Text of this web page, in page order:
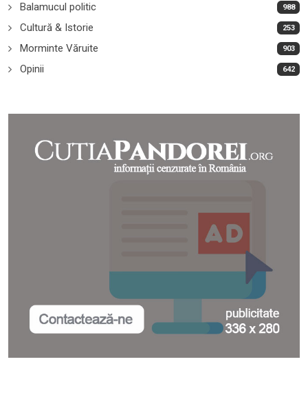
Balamucul politic 988
Cultură & Istorie 253
Morminte Văruite 903
Opinii 642